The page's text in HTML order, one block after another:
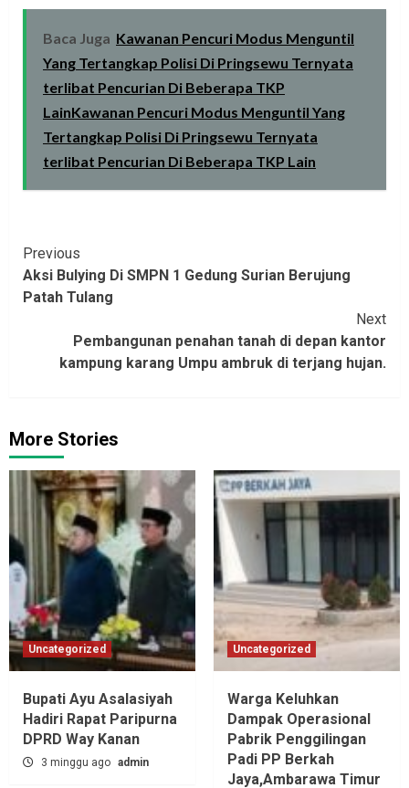
Baca Juga Kawanan Pencuri Modus Menguntil
Yang Tertangkap Polisi Di Pringsewu Ternyata
terlibat Pencurian Di Beberapa TKP
LainKawanan Pencuri Modus Menguntil Yang
Tertangkap Polisi Di Pringsewu Ternyata
terlibat Pencurian Di Beberapa TKP Lain
Continue
Reading
Previous
Aksi Bulying Di SMPN 1 Gedung Surian Berujung
Patah Tulang
Next
Pembangunan penahan tanah di depan kantor
kampung karang Umpu ambruk di terjang hujan.
More Stories
Uncategorized
Bupati Ayu Asalasiyah
Hadiri Rapat Paripurna
DPRD Way Kanan
3 minggu ago admin
Uncategorized
Warga Keluhkan
Dampak Operasional
Pabrik Penggilingan
Padi PP Berkah
Jaya,‎Ambarawa Timur